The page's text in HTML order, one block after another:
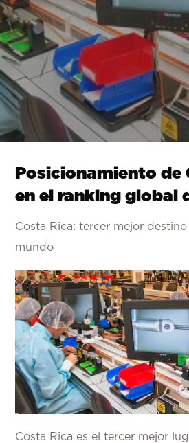
Posicionamiento de
en el ranking global
Costa Rica: tercer mejor
mundo
Costa Rica es el tercer mejor